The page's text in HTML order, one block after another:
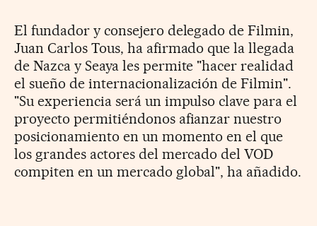
El fundador y consejero delegado de Filmin,
Juan Carlos Tous, ha afirmado que la llegada
de Nazca y Seaya les permite "hacer realidad
el sueño de internacionalización de Filmin".
"Su experiencia será un impulso clave para el
proyecto permitiéndonos afianzar nuestro
posicionamiento en un momento en el que
los grandes actores del mercado del VOD
compiten en un mercado global", ha añadido.